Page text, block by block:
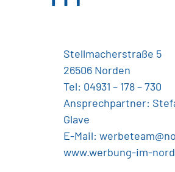
Stellmacherstraße 5
26506 Norden
Tel: 04931 – 178 – 730
Ansprechpartner:
Glave
E-Mail:
www.werbung-im-